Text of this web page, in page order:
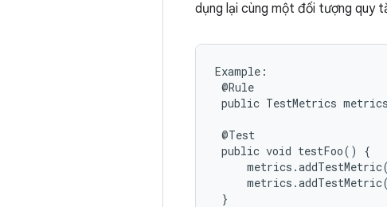
dụng lại cùng một đối tượng quy
Example:
@Rule
public TestMetrics
@Test
public void testFoo() {
}